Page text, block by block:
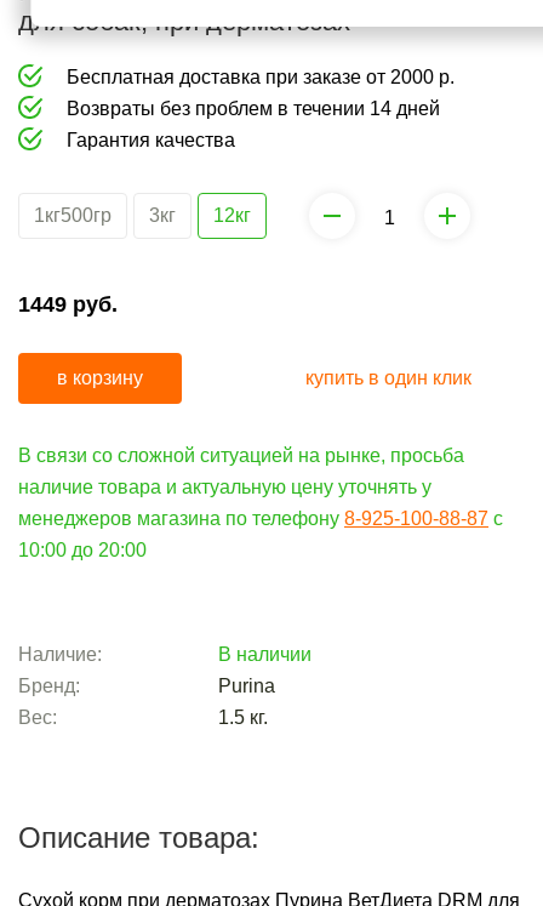
поведения
средства
от
запаха
запаха
для собак, при дерматозах
Бесплатная доставка при заказе от 2000 р.
Возвраты без проблем в течении 14 дней
Гарантия качества
1кг500гр 3кг 12кг
1449 руб.
в корзину купить в один клик
В связи со сложной ситуацией на рынке, просьба
наличие товара и актуальную цену уточнять у
менеджеров магазина по телефону 8-925-100-88-87 c
10:00 до 20:00
Наличие:
В наличии
Бренд:
Purina
Вес:
1.5 кг.
Описание товара:
Сухой корм при дерматозах Пурина ВетДиета DRM для